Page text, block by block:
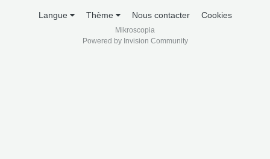
Langue Thème Nous contacter Cookies
Mikroscopia
Powered by Invision Community